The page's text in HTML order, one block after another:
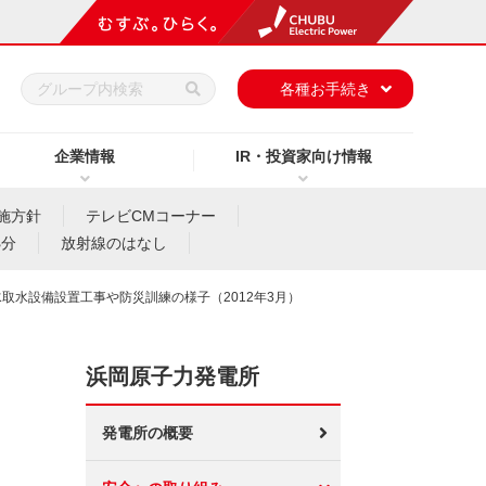
企業情報 IR・投資家向け情報
各種お手続き
方針
テレビCMコーナー
放射線のはなし
水設備設置工事や防災訓練の様子（2012年3月）
浜岡原子力発電所
発電所の概要